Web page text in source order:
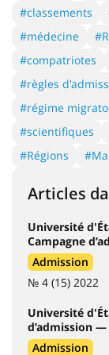
#classements
#médecine
#compatriotes
#règles
#régime
#scientifiques
#Régions
Articles
Université
Campagne
Admission
№ 4 (15) 2022
Université
d’admission —
Admission